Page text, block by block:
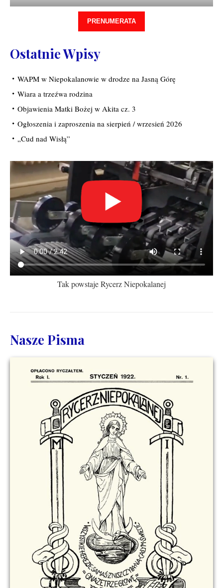
PRENUMERATA
Ostatnie Wpisy
WAPM w Niepokalanowie w drodze na Jasną Górę
Wiara a trzeźwa rodzina
Objawienia Matki Bożej w Akita cz. 3
Ogłoszenia i zaproszenia na sierpień / wrzesień 2026
„Cud nad Wisłą”
Tak powstaje Rycerz Niepokalanej
Nasze Pisma